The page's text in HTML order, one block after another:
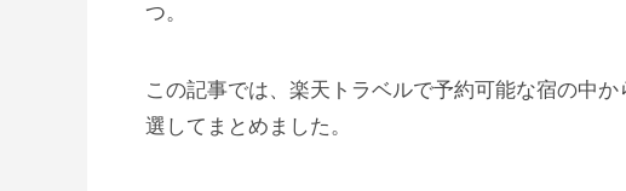
つ。
この記事では、楽天トラベルで予約可能な宿の中
選してまとめました。